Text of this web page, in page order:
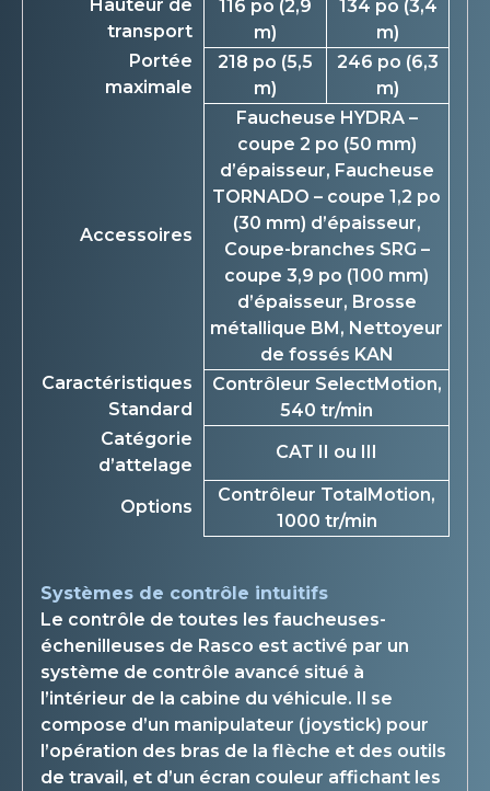
Hauteur de
transport
116 po (2,9
m)
134 po (3,4
m)
Portée
maximale
218 po (5,5
m)
246 po (6,3
m)
Accessoires
Faucheuse HYDRA –
coupe 2 po (50 mm)
d’épaisseur, Faucheuse
TORNADO – coupe 1,2 po
(30 mm) d’épaisseur,
Coupe-branches SRG –
coupe 3,9 po (100 mm)
d’épaisseur, Brosse
métallique BM, Nettoyeur
de fossés KAN
Caractéristiques
Standard
Contrôleur SelectMotion,
540 tr/min
Catégorie
d’attelage
CAT II ou III
Options
Contrôleur TotalMotion,
1000 tr/min
Systèmes de contrôle intuitifs
Le contrôle de toutes les faucheuses-
échenilleuses de Rasco est activé par un
système de contrôle avancé situé à
l’intérieur de la cabine du véhicule. Il se
compose d’un manipulateur (joystick) pour
l’opération des bras de la flèche et des outils
de travail, et d’un écran couleur affichant les